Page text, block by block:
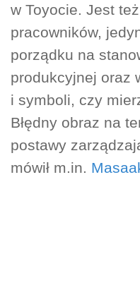
w Toyocie. Jest
pracowników,
porządku na
produkcyjnej oraz
i symboli, czy
Błędny obraz na
postawy
mówił m.in.